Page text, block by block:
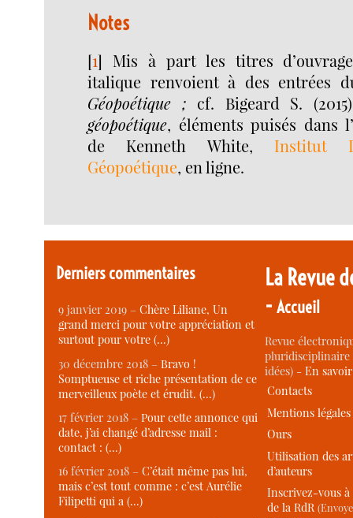
Notes
[1] Mis à part les titres
italique renvoient à des entrées
Géopoétique ; cf. Bigeard S.
géopoétique, éléments puisés dans
de Kenneth White, Institut
Géopoétique, en ligne.
Derniers commentaires
9 janvier 2019 –Chère Liliane, Un
grand merci pour votre appréciation et
surtout pour votre (…)
30 décembre 2018 –Bravo !
Somptueuse et riche présentation de ce
merveilleux poète et érudit. (…)
17 février 2018 –Pour cette annonce qui
date, j’ai changé d’adresse mail :
contact : (…)
16 février 2018 –C’était même pas lui,
mais c’est tout comme : c’est Aurélie
Filipetti qui a (…)
La Revue
-Accueil
Revue
idées) -En
Contacts
Mentions légales
Ours
Utilisation des
d’auteurs
Inscrivez-vous
de la RdR